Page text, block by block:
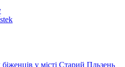
у місті Старий Пльзень